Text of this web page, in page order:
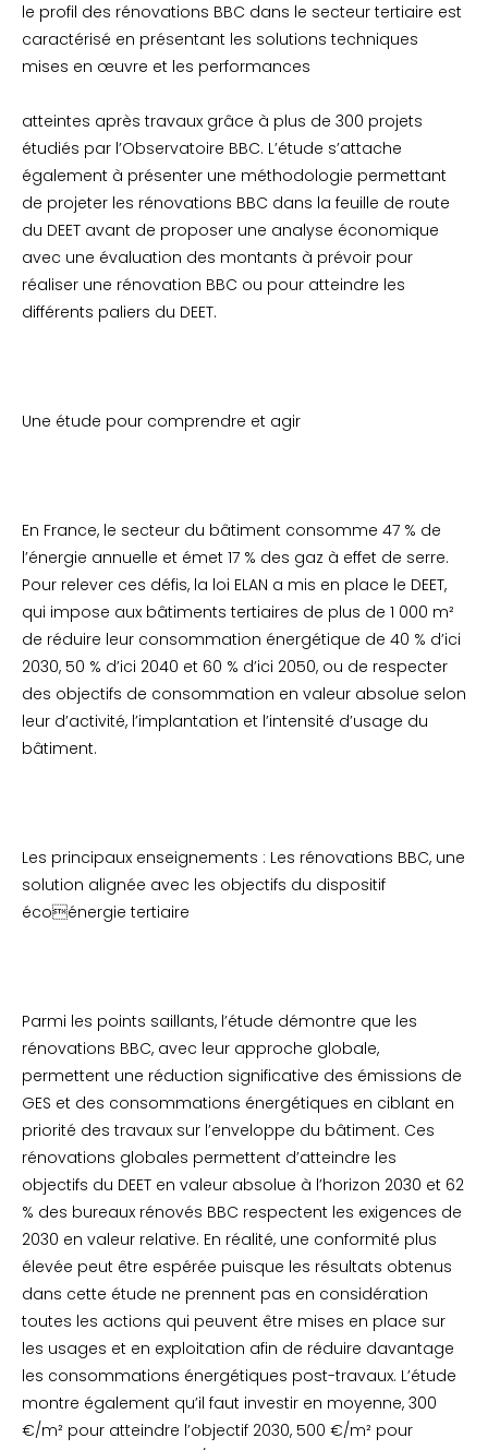
le profil des rénovations BBC dans le secteur tertiaire est
caractérisé en présentant les solutions techniques
mises en œuvre et les performances
atteintes après travaux grâce à plus de 300 projets
étudiés par l’Observatoire BBC. L’étude s’attache
également à présenter une méthodologie permettant
de projeter les rénovations BBC dans la feuille de route
du DEET avant de proposer une analyse économique
avec une évaluation des montants à prévoir pour
réaliser une rénovation BBC ou pour atteindre les
différents paliers du DEET.
Une étude pour comprendre et agir
En France, le secteur du bâtiment consomme 47 % de
l’énergie annuelle et émet 17 % des gaz à effet de serre.
Pour relever ces défis, la loi ELAN a mis en place le DEET,
qui impose aux bâtiments tertiaires de plus de 1 000 m²
de réduire leur consommation énergétique de 40 % d’ici
2030, 50 % d’ici 2040 et 60 % d’ici 2050, ou de respecter
des objectifs de consommation en valeur absolue selon
leur d’activité, l’implantation et l’intensité d’usage du
bâtiment.
Les principaux enseignements : Les rénovations BBC, une
solution alignée avec les objectifs du dispositif
écoénergie tertiaire
Parmi les points saillants, l’étude démontre que les
rénovations BBC, avec leur approche globale,
permettent une réduction significative des émissions de
GES et des consommations énergétiques en ciblant en
priorité des travaux sur l’enveloppe du bâtiment. Ces
rénovations globales permettent d’atteindre les
objectifs du DEET en valeur absolue à l’horizon 2030 et 62
% des bureaux rénovés BBC respectent les exigences de
2030 en valeur relative. En réalité, une conformité plus
élevée peut être espérée puisque les résultats obtenus
dans cette étude ne prennent pas en considération
toutes les actions qui peuvent être mises en place sur
les usages et en exploitation afin de réduire davantage
les consommations énergétiques post-travaux. L’étude
montre également qu’il faut investir en moyenne, 300
€/m² pour atteindre l’objectif 2030, 500 €/m² pour